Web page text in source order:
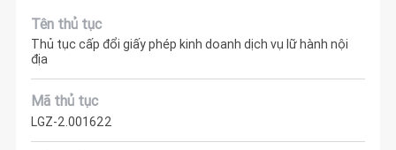
Tên thủ tục
Thủ tục cấp đổi giấy phép kinh doanh dịch vụ lữ hành nội
địa
Mã thủ tục
LGZ-2.001622